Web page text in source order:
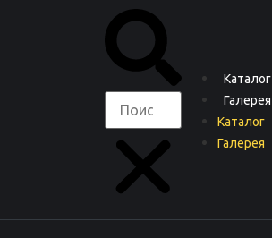
Каталог
Галерея
Каталог
Галерея